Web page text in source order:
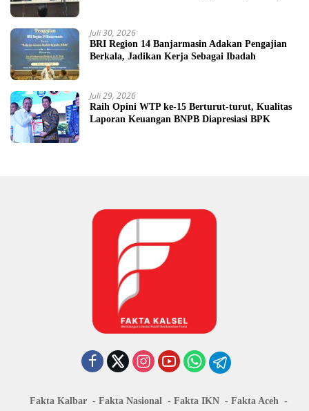
Juli 30, 2026
BRI Region 14 Banjarmasin Adakan Pengajian
Berkala, Jadikan Kerja Sebagai Ibadah
Juli 29, 2026
Raih Opini WTP ke-15 Berturut-turut, Kualitas
Laporan Keuangan BNPB Diapresiasi BPK
Fakta Kalbar Fakta Nasional Fakta IKN Fakta Aceh